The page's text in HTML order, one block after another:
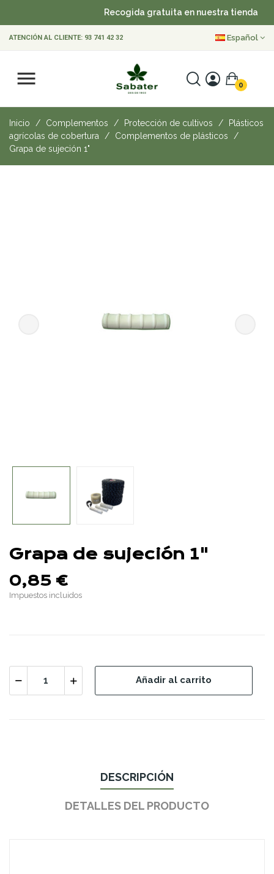
Recogida gratuita en nuestra tienda
ATENCIÓN AL CLIENTE: 93 741 42 32 Español
0
Inicio Complementos Protección de cultivos
Plásticos
agrícolas de cobertura
Complementos de plásticos
Grapa de sujeción 1"
Grapa de sujeción 1"
0,85 €
Impuestos incluidos
Añadir al carrito
DESCRIPCIÓN
DETALLES DEL PRODUCTO